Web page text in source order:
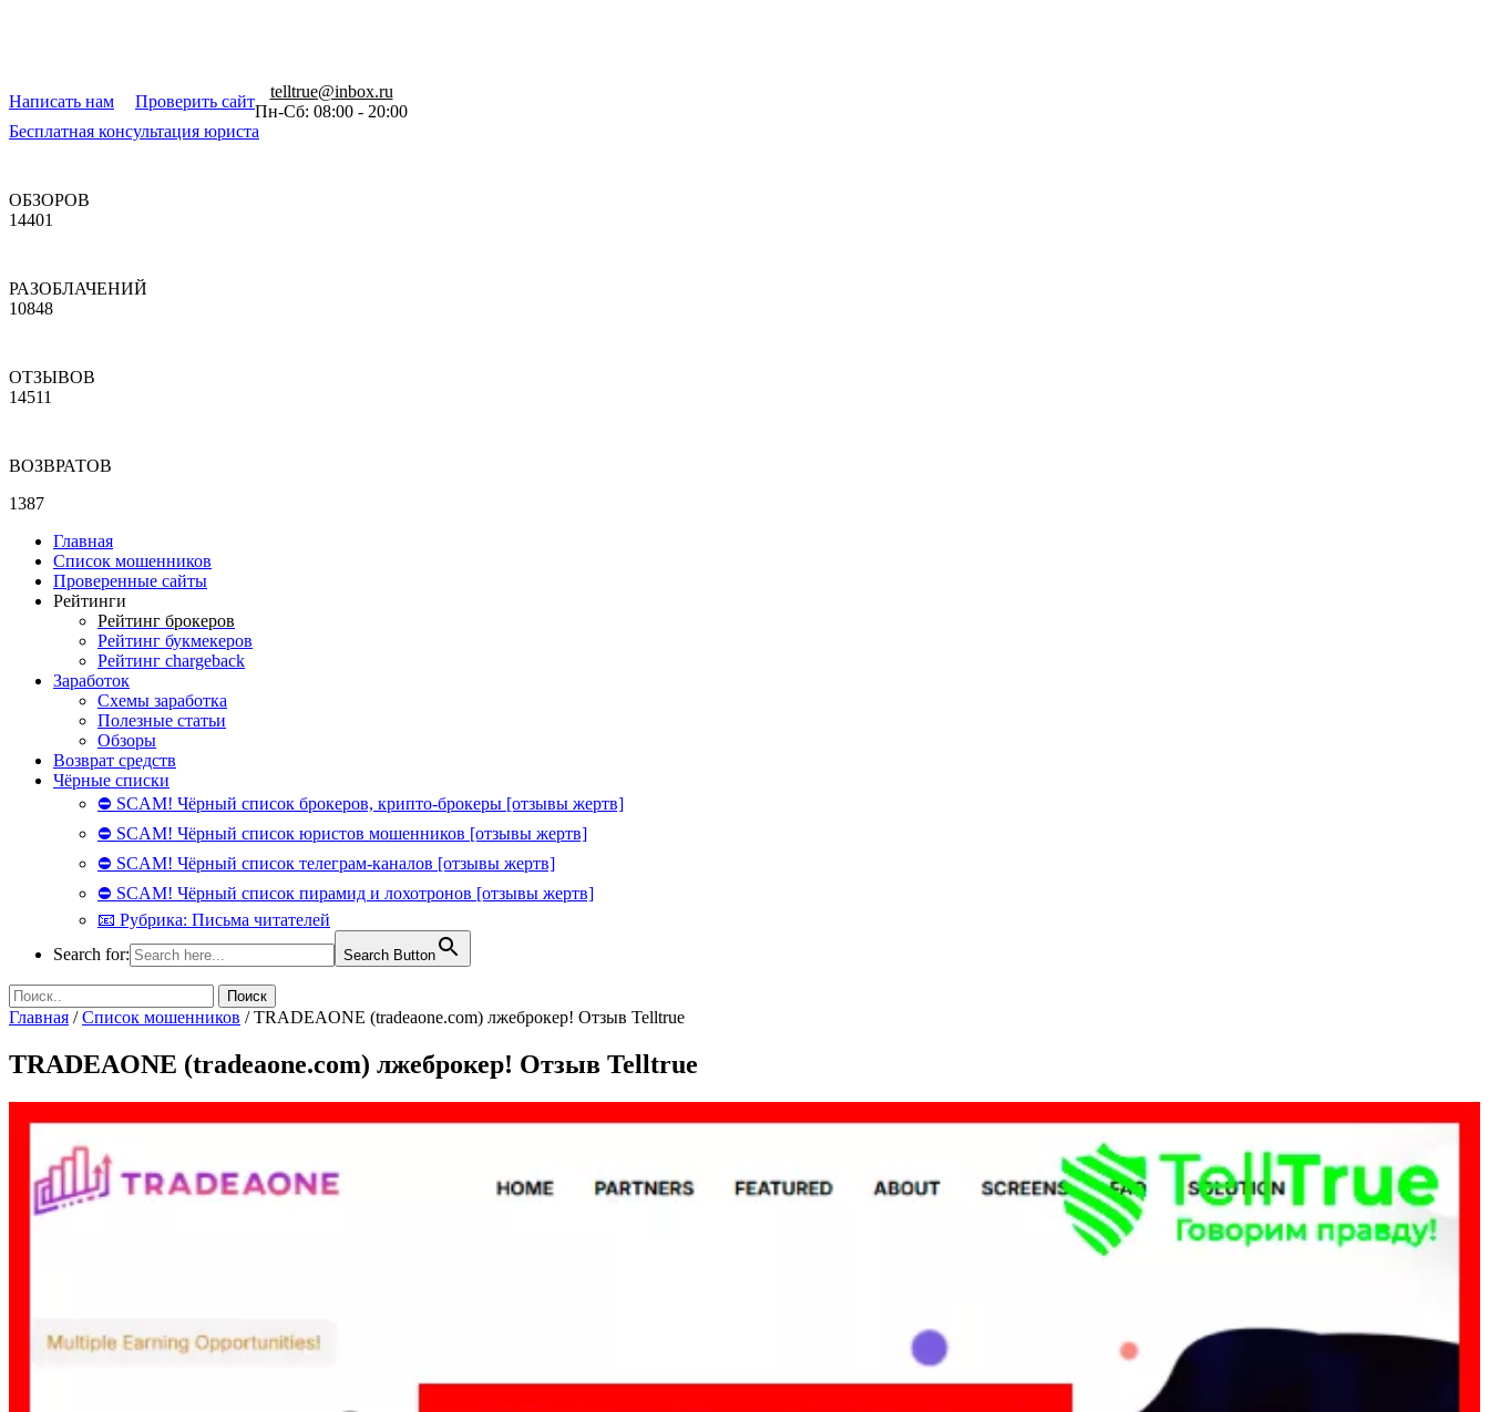
Написать нам Проверить сайт
telltrue@inbox.ru
Пн-Сб: 08:00 - 20:00
Бесплатная консультация юриста
ОБЗОРОВ
14401
РАЗОБЛАЧЕНИЙ
10848
ОТЗЫВОВ
14511
ВОЗВРАТОВ
1387
Главная
Список мошенников
Проверенные сайты
Рейтинги
Рейтинг брокеров
Рейтинг букмекеров
Рейтинг chargeback
Заработок
Схемы заработка
Полезные статьи
Обзоры
Возврат средств
Чёрные списки
⛔ SCAM! Чёрный список брокеров, крипто-брокеры [отзывы жертв]
⛔ SCAM! Чёрный список юристов мошенников [отзывы жертв]
⛔ SCAM! Чёрный список телеграм-каналов [отзывы жертв]
⛔ SCAM! Чёрный список пирамид и лохотронов [отзывы жертв]
📧 Рубрика: Письма читателей
Search for:
Search Button
Главная /Список мошенников /TRADEAONE (tradeaone.com) лжеброкер! Отзыв Telltrue
TRADEAONE (tradeaone.com) лжеброкер! Отзыв Telltrue